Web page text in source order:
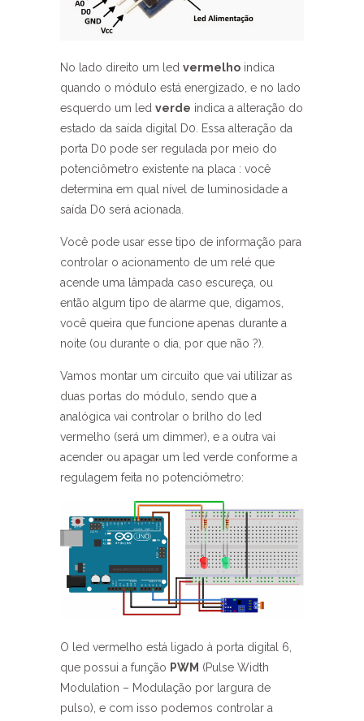
No lado direito um led vermelho indica
quando o módulo está energizado, e no lado
esquerdo um led verde indica a alteração do
estado da saída digital D0. Essa alteração da
porta D0 pode ser regulada por meio do
potenciômetro existente na placa : você
determina em qual nível de luminosidade a
saída D0 será acionada.
Você pode usar esse tipo de informação para
controlar o acionamento de um relé que
acende uma lâmpada caso escureça, ou
então algum tipo de alarme que, digamos,
você queira que funcione apenas durante a
noite (ou durante o dia, por que não ?).
Vamos montar um circuito que vai utilizar as
duas portas do módulo, sendo que a
analógica vai controlar o brilho do led
vermelho (será um dimmer), e a outra vai
acender ou apagar um led verde conforme a
regulagem feita no potenciômetro:
O led vermelho está ligado à porta digital 6,
que possui a função PWM (Pulse Width
Modulation – Modulação por largura de
pulso), e com isso podemos controlar a